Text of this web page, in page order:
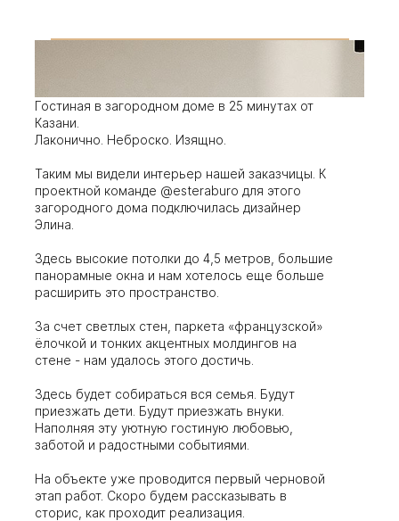
Гостиная в загородном доме в 25 минутах от
Казани.
Лаконично. Неброско. Изящно.
Таким мы видели интерьер нашей заказчицы. К
проектной команде @esteraburo для этого
загородного дома подключилась дизайнер
Элина.
Здесь высокие потолки до 4,5 метров, большие
панорамные окна и нам хотелось еще больше
расширить это пространство.
За счет светлых стен, паркета «французской»
ёлочкой и тонких акцентных молдингов на
стене - нам удалось этого достичь.
Здесь будет собираться вся семья. Будут
приезжать дети. Будут приезжать внуки.
Наполняя эту уютную гостиную любовью,
заботой и радостными событиями.
На объекте уже проводится первый черновой
этап работ. Скоро будем рассказывать в
сторис, как проходит реализация.